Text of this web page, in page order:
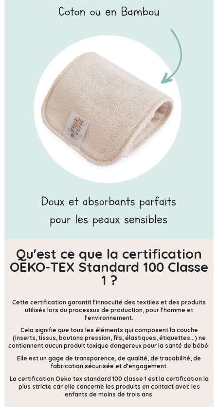
Qu'est ce que la certification
OEKO-TEX Standard 100 Classe
1 ?
Cette certification garantit l'innocuité des textiles et des produits
utilisés lors du processus de production, pour l'homme et
l'environnement.
Cela signifie que tous les éléments qui composent la couche
(inserts, tissus, boutons pression, fils, élastiques, étiquettes...) ne
contiennent aucun produit toxique dangereux pour la santé de bébé.
Elle est un gage de transparence, de qualité, de traçabilité, de
fabrication sécurisée et d'engagement.
La certification Oeko tex standard 100 classe 1 est la certification la
plus stricte car elle concerne les produits en contact avec les
enfants de moins de trois ans.